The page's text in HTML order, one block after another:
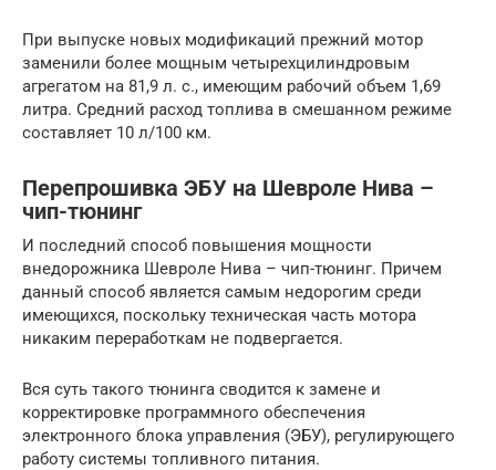
При выпуске новых модификаций прежний мотор
заменили более мощным четырехцилиндровым
агрегатом на 81,9 л. с., имеющим рабочий объем 1,69
литра. Средний расход топлива в смешанном режиме
составляет 10 л/100 км.
Перепрошивка ЭБУ на Шевроле Нива –
чип-тюнинг
И последний способ повышения мощности
внедорожника Шевроле Нива – чип-тюнинг. Причем
данный способ является самым недорогим среди
имеющихся, поскольку техническая часть мотора
никаким переработкам не подвергается.
Вся суть такого тюнинга сводится к замене и
корректировке программного обеспечения
электронного блока управления (ЭБУ), регулирующего
работу системы топливного питания.